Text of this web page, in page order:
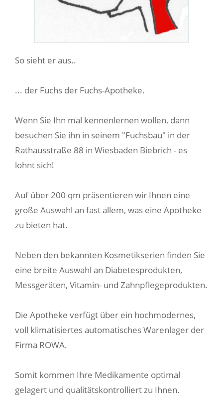
So sieht er aus..
... der Fuchs der Fuchs-Apotheke.
Wenn Sie Ihn mal kennenlernen wollen, dann
besuchen Sie ihn in seinem "Fuchsbau" in der
Rathausstraße 88 in Wiesbaden Biebrich - es
lohnt sich!
Auf über 200 qm präsentieren wir Ihnen eine
große Auswahl an fast allem, was eine Apotheke
zu bieten hat.
Neben den bekannten Kosmetikserien finden Sie
eine breite Auswahl an Diabetesprodukten,
Messgeräten, Vitamin- und Zahnpflegeprodukten.
Die Apotheke verfügt über ein hochmodernes,
voll klimatisiertes automatisches Warenlager der
Firma ROWA.
Somit kommen Ihre Medikamente optimal
gelagert und qualitätskontrolliert zu Ihnen.